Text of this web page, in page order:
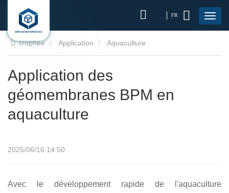
FR
Trophée Application Aquaculture
Application des
géomembranes BPM en
aquaculture
2025/06/16 14:50
Avec le développement rapide de l'aquaculture